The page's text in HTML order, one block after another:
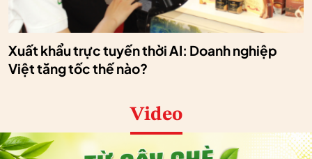
Xuất khẩu trực tuyến thời AI: Doanh nghiệp
Việt tăng tốc thế nào?
Video